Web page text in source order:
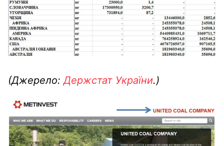
(Джерело:Держстат України.)